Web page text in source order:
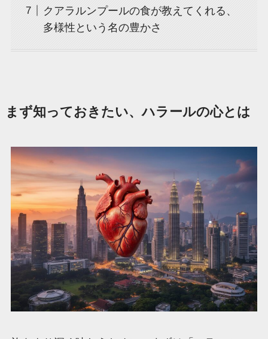
クアラルンプールの食が教えてくれる、
多様性という名の豊かさ
まず知っておきたい、ハラールの心とは